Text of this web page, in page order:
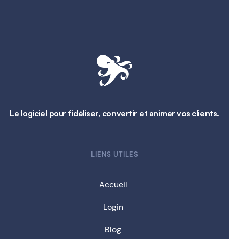
Le logiciel pour fidéliser, convertir et animer vos clients.
LIENS UTILES
Accueil
Login
Blog